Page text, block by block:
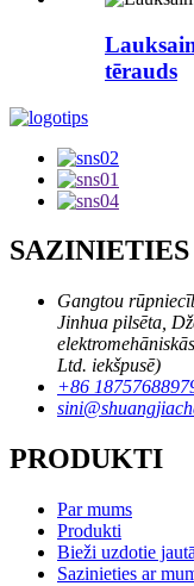
tērauds
Gangtou
Jinhua pilsēta,
Ltd. iekšpusē)
+86
PRODUKTI
Par mums
Produkti
Bieži uzdotie
Sazinieties ar